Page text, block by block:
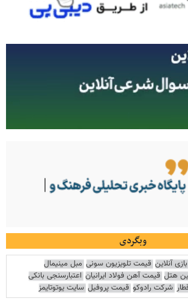
وبگردی
بازی آنلاین قیمت تلویزیون سونی مبل مینیمال
هتل قیمت آهن فولاد ایرانیان اعتبارسنجی بانکی
شرکت رادوکو قیمت پروفیل سایت یوتوتایمز